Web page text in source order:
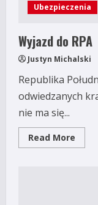
Ubezpieczenia
Wyjazd do RPA
Justyn Michalski
Republika
odwiedzanych
nie ma się...
Read More
more